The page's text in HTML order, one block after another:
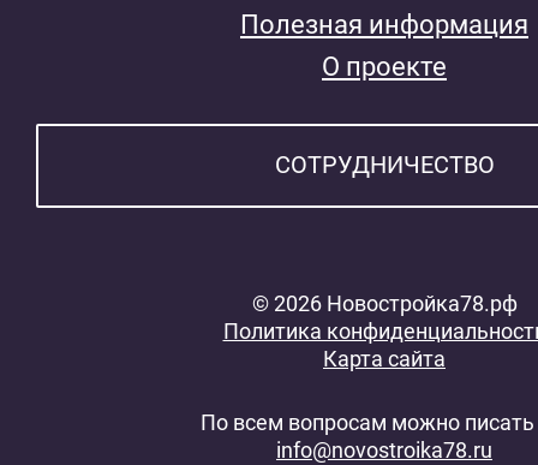
Полезная информация
О проекте
СОТРУДНИЧЕСТВО
© 2026 Новостройка78.рф
Политика
Карта сайта
По всем вопросам можно писать
info@novostroika78.ru